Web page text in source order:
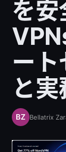
を
ート
と
Bellatrix